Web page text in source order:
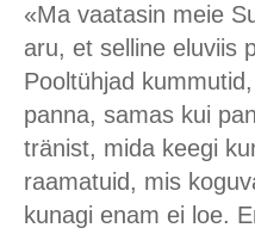
«Ma vaatasin meie
aru, et selline eluviis
Pooltühjad
panna, samas kui
tränist, mida keegi
raamatuid, mis
kunagi enam ei loe.